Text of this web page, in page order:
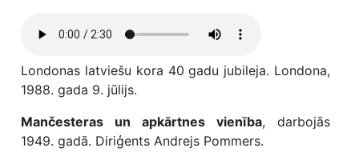
Londonas latviešu kora 40 gadu jubileja. Londona,
1988. gada 9. jūlijs.
Mančesteras un apkārtnes vienība, darbojās
1949. gadā. Diriģents Andrejs Pommers.